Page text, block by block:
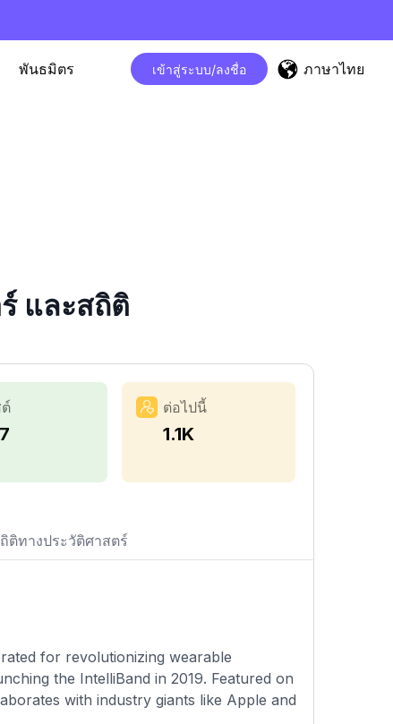
พันธมิตร เข้าสู่ระบบ/ลงชื่อ ภาษาไทย
และสถิติ
ต่อไปนี้
1.1K
ติทางประวัติศาสตร์
for revolutionizing wearable
the IntelliBand in 2019. Featured on
with industry giants like Apple and